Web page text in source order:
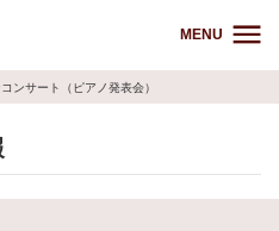
MENU
ンサート（ピアノ発表会）